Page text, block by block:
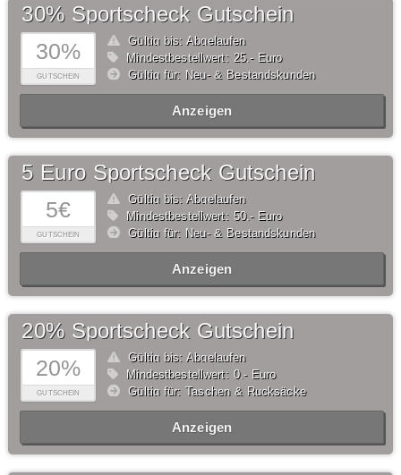
30%
GUTSCHEIN
30% Sportscheck Gutschein
Gültig bis: Abgelaufen
Mindestbestellwert: 25,- Euro
Gültig für: Neu- & Bestandskunden
Anzeigen
5€
GUTSCHEIN
5 Euro Sportscheck Gutschein
Gültig bis: Abgelaufen
Mindestbestellwert: 50,- Euro
Gültig für: Neu- & Bestandskunden
Anzeigen
20%
GUTSCHEIN
20% Sportscheck Gutschein
Gültig bis: Abgelaufen
Mindestbestellwert: 0,- Euro
Gültig für: Taschen & Rucksäcke
Anzeigen